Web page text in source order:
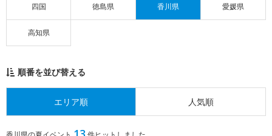
四国 徳島県 香川県 愛媛県
高知県
順番を並び替える
エリア順 人気順